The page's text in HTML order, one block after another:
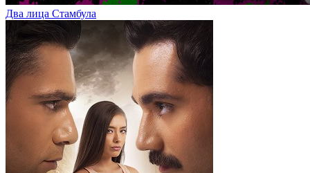
Два лица Стамбула